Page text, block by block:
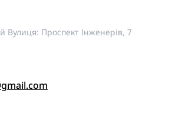
Вулиця: Проспект Інженерів, 7